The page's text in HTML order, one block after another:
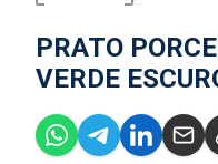
PRATO
VERDE